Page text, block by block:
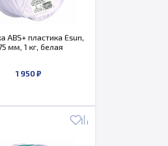
ABS+ пластика Esun,
мм, 1 кг, белая
1 950 ₽